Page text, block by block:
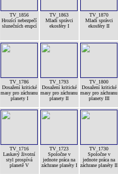
TV_1856
Hrozící nebezpečí
slunečních erupcí
TV_1863
Mladí správci
ekosféry I
TV_1870
Mladí správci
ekosféry II
TV_1786
Dosažení kritické
masy pro záchranu
planety I
TV_1793
Dosažení kritické
masy pro záchranu
planety II
TV_1800
Dosažení kritické
masy pro záchranu
planety III
TV_1716
Laskavý životní
styl prospívá
planetě V
TV_1723
Spoločne v
jednote práca na
záchrane planéty I
TV_1730
Spoločne v
jednote práca na
záchrane planéty II